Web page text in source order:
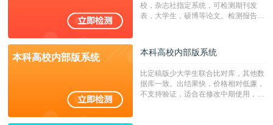
校，杂志社指定系统，可检测期刊发
表，大学生，硕博等论文。检测报告支
本科高校内部版系统 本科高校内部版系统
比定稿版少大学生联合比对库，其他数
据库一致。出结果快，价格相对低廉，
不支持验证，适合在修改中期使用，定